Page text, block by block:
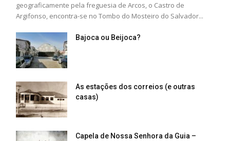
geograficamente pela freguesia de Arcos, o Castro de
Argifonso, encontra-se no Tombo do Mosteiro do Salvador...
Bajoca ou Beijoca?
As estações dos correios (e outras
casas)
Capela de Nossa Senhora da Guia –